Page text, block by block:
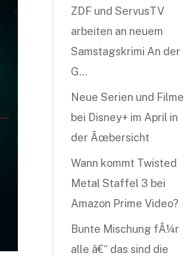
ZDF und ServusTV
arbeiten an neuem
Samstagskrimi An der
G…
Neue Serien und Filme
bei Disney+ im April in
der Ãœbersicht
Wann kommt Twisted
Metal Staffel 3 bei
Amazon Prime Video?
Bunte Mischung fÃ¼r
alle â€“ das sind die